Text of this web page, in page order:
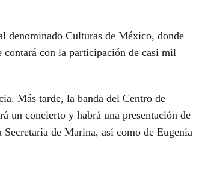
denominado Culturas de México, donde
contará con la participación de casi mil
Más tarde, la banda del Centro de
un concierto y habrá una presentación de
de Marina, así como de Eugenia